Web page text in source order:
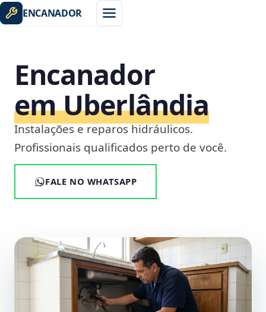
ENCANADOR
Encanador
em Uberlândia
Instalações e reparos hidráulicos.
Profissionais qualificados perto de você.
FALE NO WHATSAPP